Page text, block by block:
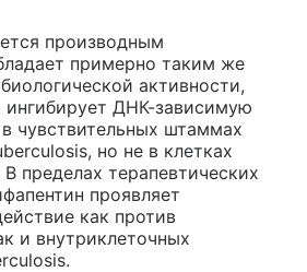
производным
примерно таким же
активности,
ДНК-зависимую
чувствительных штаммах
но не в клетках
пределах терапевтических
проявляет
как против
и внутриклеточных